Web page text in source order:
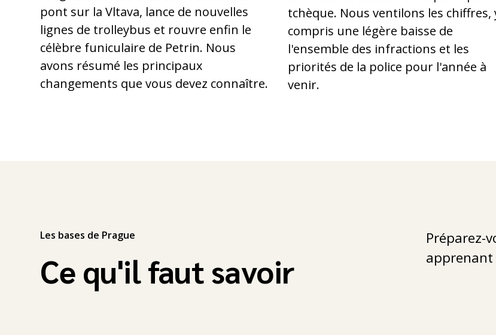
pont sur la Vltava, lance de nouvelles
lignes de trolleybus et rouvre enfin le
célèbre funiculaire de Petrin. Nous
avons résumé les principaux
changements que vous devez connaître.
tchèque. Nous ventilons les chiffres,
compris une légère baisse de
l'ensemble des infractions et les
priorités de la police pour l'année à
venir.
Les bases de Prague
Ce qu'il faut savoir
Préparez-
apprenant